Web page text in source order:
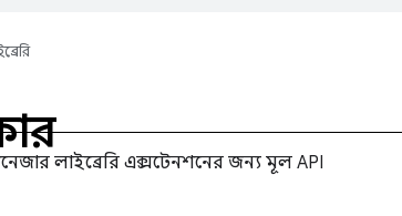
লাইব্রেরি এক্সটেনশনের জন্য মূল API